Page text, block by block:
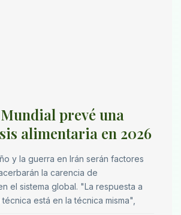
prevé una
alimentaria en 2026
y la guerra en Irán serán factores
la carencia de
el sistema global. "La respuesta a
está en la técnica misma",